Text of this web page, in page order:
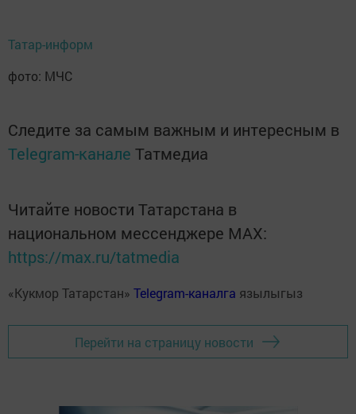
Татар-информ
фото: МЧС
Следите за самым важным и интересным в
Telegram-канале Татмедиа
Читайте новости Татарстана в
национальном мессенджере MАХ:
https://max.ru/tatmedia
«Кукмор Татарстан» Telegram-каналга язылыгыз
Перейти на страницу новости